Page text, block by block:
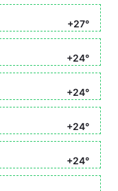
+27°
+24°
+24°
+24°
+24°